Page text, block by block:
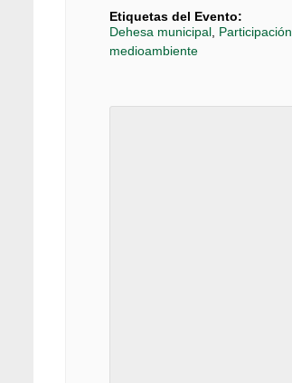
Etiquetas del Evento:
Dehesa municipal, Participación
medioambiente